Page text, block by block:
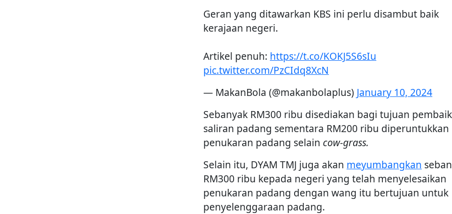
Geran yang ditawarkan KBS ini perlu disambut baik
kerajaan negeri.
Artikel penuh: https://t.co/KOKJ5S6sIu
pic.twitter.com/PzCIdq8XcN
— MakanBola (@makanbolaplus) January 10, 2024
Sebanyak RM300 ribu disediakan bagi tujuan
saliran padang sementara RM200 ribu diperuntukkan
penukaran padang selain cow-grass.
Selain itu, DYAM TMJ juga akan meyumbangkan
RM300 ribu kepada negeri yang telah menyelesaikan
penukaran padang dengan wang itu bertujuan untuk
penyelenggaraan padang.